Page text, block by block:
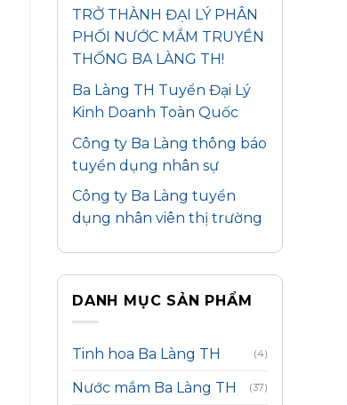
TRỞ THÀNH ĐẠI LÝ PHÂN
PHỐI NƯỚC MẮM TRUYỀN
THỐNG BA LÀNG TH!
Ba Làng TH Tuyển Đại Lý
Kinh Doanh Toàn Quốc
Công ty Ba Làng thông báo
tuyển dụng nhân sự
Công ty Ba Làng tuyển
dụng nhân viên thị trường
DANH MỤC SẢN PHẨM
Tinh hoa Ba Làng TH (4)
Nước mắm Ba Làng TH (37)